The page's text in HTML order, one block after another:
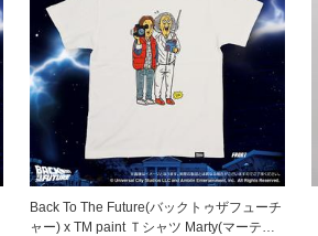
Back To The Future(バックトゥザフューチ
ャー) x TM paint Ｔシャツ Marty(マーティ)